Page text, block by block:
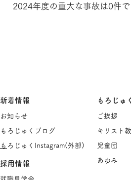
2024年度の重大な事故は0件で
新着情報
お知らせ
もろじゅくブログ
​ もろじゅくInstagram( 外部)
採用情報
もろじゅ
ご挨拶
キリスト
児童団
あゆみ